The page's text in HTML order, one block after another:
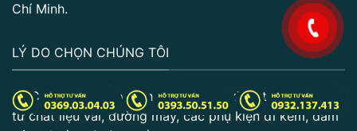
Chí Minh.
LÝ DO CHỌN CHÚNG TÔI
Chất lượng cao: Sản phẩm được kiểm tra kỹ lưỡng
từ chất liệu vải, đường may, các phụ kiện đi kèm, đảm
.